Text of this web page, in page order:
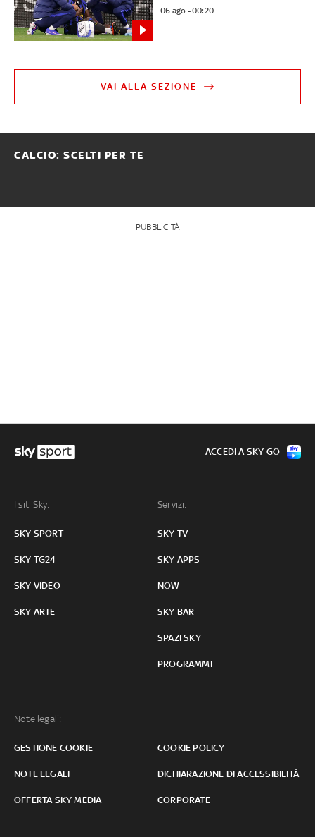
06 ago - 00:20
VAI ALLA SEZIONE
CALCIO: SCELTI PER TE
PUBBLICITÀ
I siti Sky:
SKY SPORT
SKY TG24
SKY VIDEO
SKY ARTE
Servizi:
SKY TV
SKY APPS
NOW
SKY BAR
SPAZI SKY
PROGRAMMI
Note legali:
GESTIONE COOKIE COOKIE POLICY
NOTE LEGALI DICHIARAZIONE DI ACCESSIBILITÀ
OFFERTA SKY MEDIA CORPORATE
ACCEDI A SKY GO